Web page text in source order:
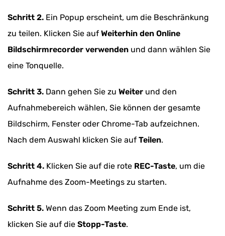
Schritt 2. Ein Popup erscheint, um die Beschränkung
zu teilen. Klicken Sie auf Weiterhin den Online
Bildschirmrecorder verwenden und dann wählen Sie
eine Tonquelle.
Schritt 3. Dann gehen Sie zu Weiter und den
Aufnahmebereich wählen, Sie können der gesamte
Bildschirm, Fenster oder Chrome-Tab aufzeichnen.
Nach dem Auswahl klicken Sie auf Teilen.
Schritt 4. Klicken Sie auf die rote REC-Taste, um die
Aufnahme des Zoom-Meetings zu starten.
Schritt 5. Wenn das Zoom Meeting zum Ende ist,
klicken Sie auf die Stopp-Taste.